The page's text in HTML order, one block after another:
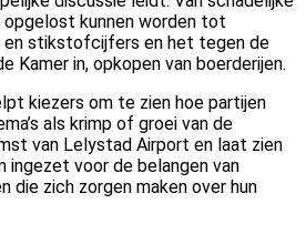
kunnen worden tot
en stikstofcijfers en het tegen de
Kamer in, opkopen van boerderijen.
kiezers om te zien hoe partijen
als krimp of groei van de
van Lelystad Airport en laat zien
ingezet voor de belangen van
die zich zorgen maken over hun